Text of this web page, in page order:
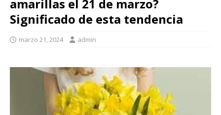
amarillas el 21 de marzo?
Significado de esta tendencia
marzo 21, 2024 admin